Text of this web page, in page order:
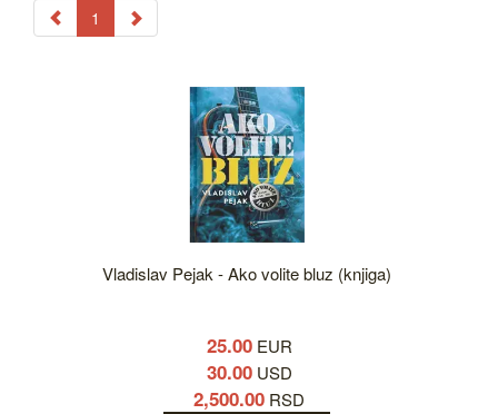
1
Vladislav Pejak - Ako volite bluz (knjiga)
25.00EUR
30.00USD
2,500.00 RSD